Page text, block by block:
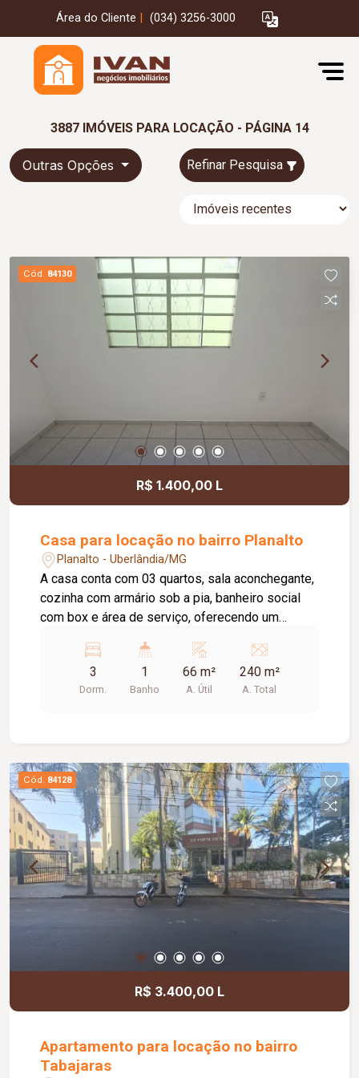
Área do Cliente (034) 3256-3000
3887 IMÓVEIS PARA LOCAÇÃO - PÁGINA 14
Outras Opções Refinar Pesquisa
Cód. 84130
R$ 1.400,00 L
Casa para locação no bairro Planalto
Planalto - Uberlândia/MG
A casa conta com 03 quartos, sala aconchegante,
cozinha com armário sob a pia, banheiro social
com box e área de serviço, oferecendo um
dia.O imóvel não possui garagem para carro,
porém conta com espaço para 01 motocicleta.
Diferencial: as taxas de água, coleta de lixo e
agende sua visita!
3
Dorm.
1
Banho
66 m²
A. Útil
240 m²
A. Total
Cód. 84128
R$ 3.400,00 L
Apartamento para locação no bairro
Tabajaras